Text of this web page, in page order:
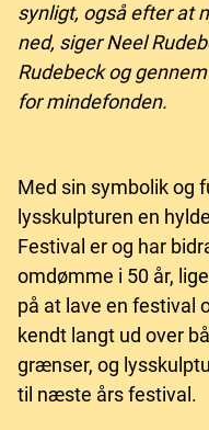
synligt, også efter at
ned, siger Neel
Rudebeck og
for mindefonden.
Med sin symbolik og
lysskulpturen en
Festival er og har
omdømme i 50 år,
på at lave en festival
kendt langt ud over
grænser, og
til næste års festival.